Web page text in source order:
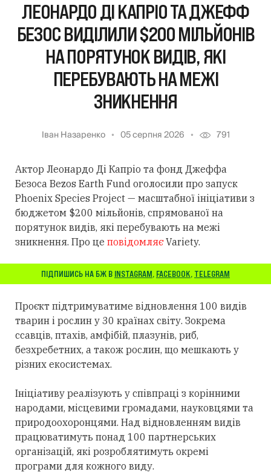
ЛЕОНАРДО ДІ КАПРІО ТА ДЖЕФФ
БЕЗОС ВИДІЛИЛИ $200 МІЛЬЙОНІВ
НА ПОРЯТУНОК ВИДІВ, ЯКІ
ПЕРЕБУВАЮТЬ НА МЕЖІ
ЗНИКНЕННЯ
Іван Назаренко 05 серпня 2026 791
Актор Леонардо Ді Капріо та фонд Джеффа
Безоса Bezos Earth Fund оголосили про запуск
Phoenix Species Project — масштабної ініціативи з
бюджетом $200 мільйонів, спрямованої на
порятунок видів, які перебувають на межі
зникнення. Про це повідомляєVariety.
ПІДПИШИСЬ НА БЖ В INSTAGRAM, FACEBOOK, TELEGRAM
Проєкт підтримуватиме відновлення 100 видів
тварин і рослин у 30 країнах світу. Зокрема
ссавців, птахів, амфібій, плазунів, риб,
безхребетних, а також рослин, що мешкають у
різних екосистемах.
Ініціативу реалізують у співпраці з корінними
народами, місцевими громадами, науковцями та
природоохоронцями. Над відновленням видів
працюватимуть понад 100 партнерських
організацій, які розроблятимуть окремі
програми для кожного виду.